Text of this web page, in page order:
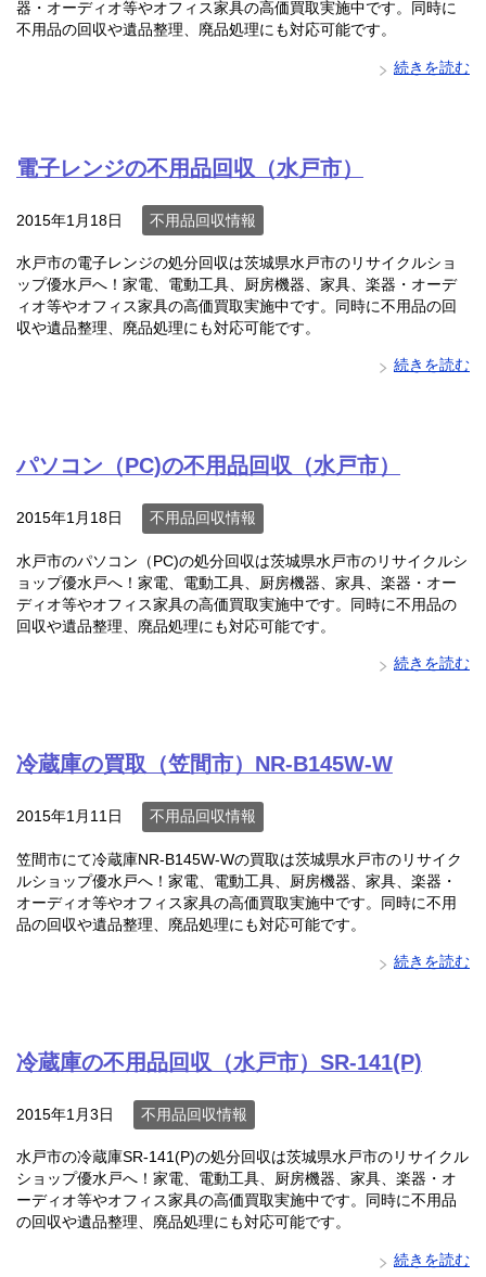
器・オーディオ等やオフィス家具の高価買取実施中です。同時に
不用品の回収や遺品整理、廃品処理にも対応可能です。
続きを読む
電子レンジの不用品回収（水戸市）
2015年1月18日 不用品回収情報
水戸市の電子レンジの処分回収は茨城県水戸市のリサイクルショ
ップ優水戸へ！家電、電動工具、厨房機器、家具、楽器・オーデ
ィオ等やオフィス家具の高価買取実施中です。同時に不用品の回
収や遺品整理、廃品処理にも対応可能です。
続きを読む
パソコン（PC)の不用品回収（水戸市）
2015年1月18日 不用品回収情報
水戸市のパソコン（PC)の処分回収は茨城県水戸市のリサイクルシ
ョップ優水戸へ！家電、電動工具、厨房機器、家具、楽器・オー
ディオ等やオフィス家具の高価買取実施中です。同時に不用品の
回収や遺品整理、廃品処理にも対応可能です。
続きを読む
冷蔵庫の買取（笠間市）NR-B145W-W
2015年1月11日 不用品回収情報
笠間市にて冷蔵庫NR-B145W-Wの買取は茨城県水戸市のリサイク
ルショップ優水戸へ！家電、電動工具、厨房機器、家具、楽器・
オーディオ等やオフィス家具の高価買取実施中です。同時に不用
品の回収や遺品整理、廃品処理にも対応可能です。
続きを読む
冷蔵庫の不用品回収（水戸市）SR-141(P)
2015年1月3日 不用品回収情報
水戸市の冷蔵庫SR-141(P)の処分回収は茨城県水戸市のリサイクル
ショップ優水戸へ！家電、電動工具、厨房機器、家具、楽器・オ
ーディオ等やオフィス家具の高価買取実施中です。同時に不用品
の回収や遺品整理、廃品処理にも対応可能です。
続きを読む